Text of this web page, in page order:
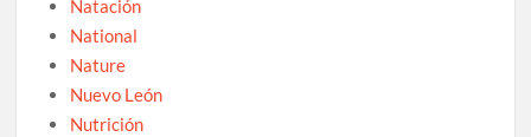
Natación
National
Nature
Nuevo León
Nutrición